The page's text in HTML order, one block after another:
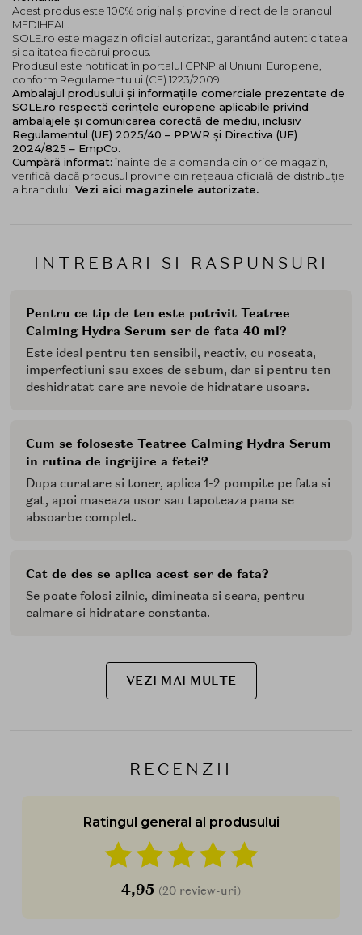
INTREBARI SI RASPUNSURI
Pentru ce tip de ten este potrivit Teatree
Calming Hydra Serum ser de fata 40 ml?
Este ideal pentru ten sensibil, reactiv, cu roseata,
imperfectiuni sau exces de sebum, dar si pentru ten
deshidratat care are nevoie de hidratare usoara.
Cum se foloseste Teatree Calming Hydra Serum
in rutina de ingrijire a fetei?
Dupa curatare si toner, aplica 1-2 pompite pe fata si
gat, apoi maseaza usor sau tapoteaza pana se
absoarbe complet.
Cat de des se aplica acest ser de fata?
Se poate folosi zilnic, dimineata si seara, pentru
calmare si hidratare constanta.
VEZI MAI MULTE
Acest produs este 100% original și provine direct de la brandul
MEDIHEAL.
SOLE.ro este magazin oficial autorizat, garantând autenticitatea
și calitatea fiecărui produs.
Produsul este notificat în portalul CPNP al Uniunii Europene,
conform Regulamentului (CE) 1223/2009.
Ambalajul produsului și informațiile comerciale prezentate de
SOLE.ro respectă cerințele europene aplicabile privind
ambalajele și comunicarea corectă de mediu, inclusiv
Regulamentul (UE) 2025/40 – PPWR și Directiva (UE)
2024/825 – EmpCo.
Cumpără informat: înainte de a comanda din orice magazin,
verifică dacă produsul provine din rețeaua oficială de distribuție
a brandului. Vezi aici magazinele autorizate.
RECENZII
Ratingul general al produsului
4,95 (20 review-uri)